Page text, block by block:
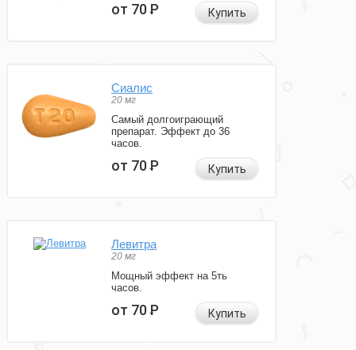
от 70Р Купить
Сиалис
20 мг
Самый долгоиграющий
препарат. Эффект до 36
часов.
от 70Р Купить
Левитра
20 мг
Мощный эффект на 5ть
часов.
от 70Р Купить